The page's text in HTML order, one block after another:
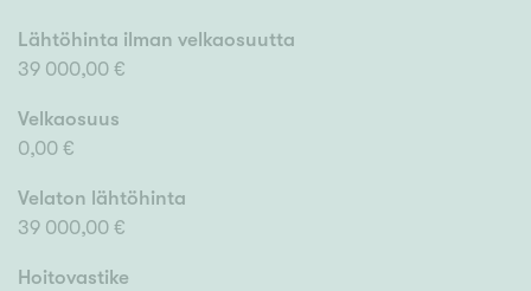
Lähtöhinta ilman velkaosuutta
39 000,00 €
Velkaosuus
0,00 €
Velaton lähtöhinta
39 000,00 €
Hoitovastike